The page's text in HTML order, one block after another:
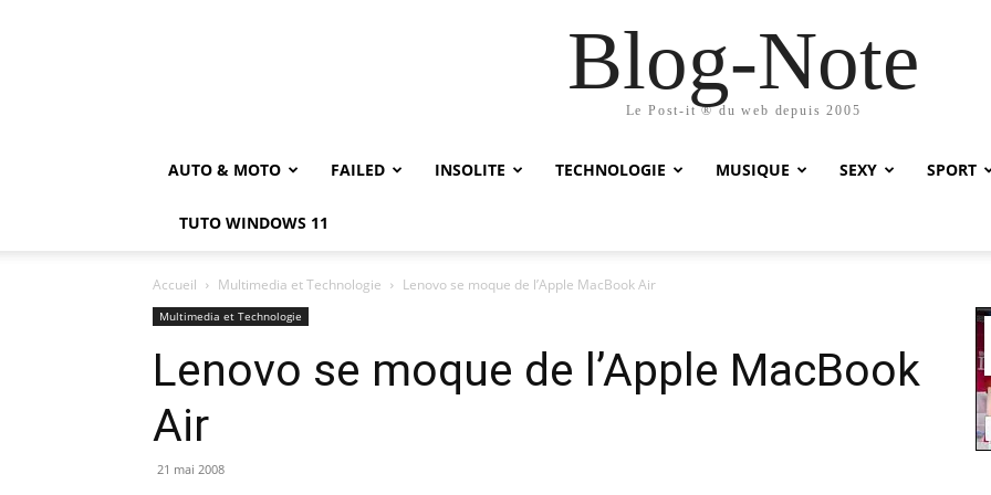
Blog-Note
Le Post-it ® du web depuis 2005
AUTO & MOTO FAILED INSOLITE TECHNOLOGIE MUSIQUE SEXY SPORT
TUTO WINDOWS 11
Accueil Multimedia et Technologie Lenovo se moque de l’Apple MacBook Air
Multimedia et Technologie
Lenovo se moque de l’Apple MacBook
Air
21 mai 2008